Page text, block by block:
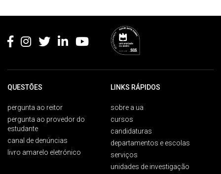
QUESTÕES
pergunta ao reitor
pergunta ao provedor do
estudante
canal de denúncias
livro amarelo eletrónico
LINKS RÁPIDOS
sobre a ua
cursos
candidaturas
departamentos e escolas
serviços
unidades de investigação